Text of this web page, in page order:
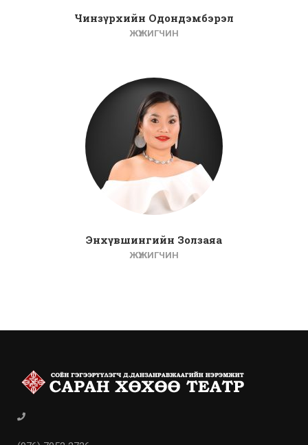
Чинзүрхийн Одондэмбэрэл
ЖҮЖИГЧИН
Энхүвшингийн Золзаяа
ЖҮЖИГЧИН